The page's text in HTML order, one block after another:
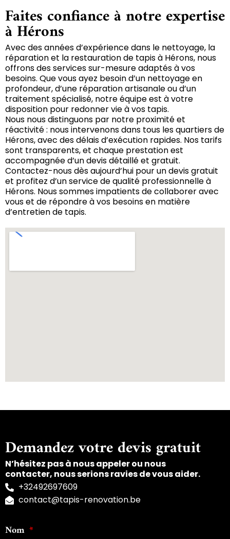
Faites confiance à notre expertise
à Hérons
Avec des années d’expérience dans le nettoyage, la
réparation et la restauration de tapis à Hérons, nous
offrons des services sur-mesure adaptés à vos
besoins. Que vous ayez besoin d’un nettoyage en
profondeur, d’une réparation artisanale ou d’un
traitement spécialisé, notre équipe est à votre
disposition pour redonner vie à vos tapis.
Nous nous distinguons par notre proximité et
réactivité : nous intervenons dans tous les quartiers de
Hérons, avec des délais d’exécution rapides. Nos tarifs
sont transparents, et chaque prestation est
accompagnée d’un devis détaillé et gratuit.
Contactez-nous dès aujourd’hui pour un devis gratuit
et profitez d’un service de qualité professionnelle à
Hérons. Nous sommes impatients de collaborer avec
vous et de répondre à vos besoins en matière
d’entretien de tapis.
Demandez votre devis gratuit
N’hésitez pas à nous appeler ou nous
contacter, nous serions ravies de vous aider.
+32492697609
contact@tapis-renovation.be
Nom